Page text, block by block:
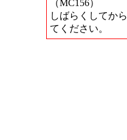
（MC156）
しばらくしてか
てください。